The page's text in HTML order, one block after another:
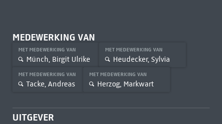
MEDEWERKING VAN
MET MEDEWERKING VAN
Münch, Birgit Ulrike
MET MEDEWERKING VAN
Heudecker, Sylvia
MET MEDEWERKING VAN
Tacke, Andreas
MET MEDEWERKING VAN
Herzog, Markwart
UITGEVER